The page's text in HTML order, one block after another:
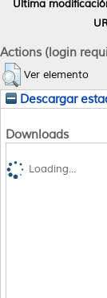
Última
Actions (login
Ver elemento
Descargar
Downloads
Loading...